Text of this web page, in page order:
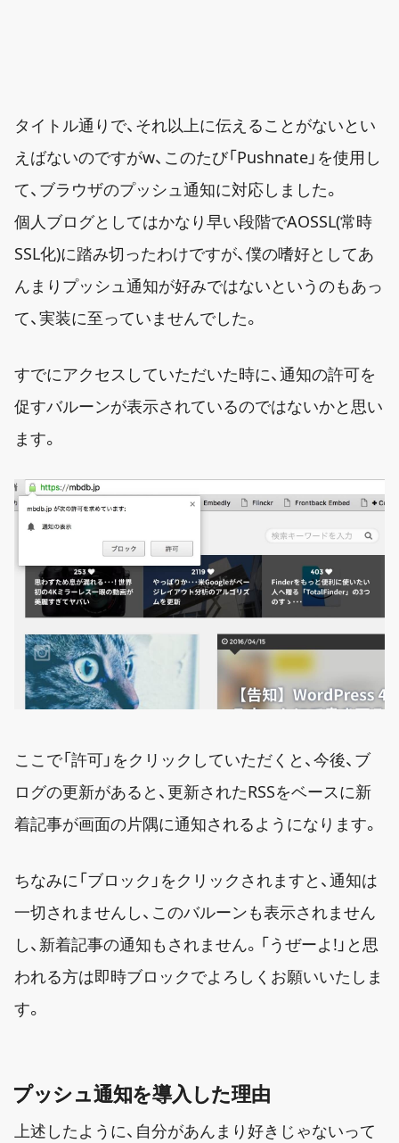
タイトル通りで、それ以上に伝えることがないとい
えばないのですがw、このたび「Pushnate」を使用し
て、ブラウザのプッシュ通知に対応しました。
個人ブログとしてはかなり早い段階でAOSSL(常時
SSL化)に踏み切ったわけですが、僕の嗜好としてあ
んまりプッシュ通知が好みではないというのもあっ
て、実装に至っていませんでした。
すでにアクセスしていただいた時に、通知の許可を
促すバルーンが表示されているのではないかと思い
ます。
ここで「許可」をクリックしていただくと、今後、ブ
ログの更新があると、更新されたRSSをベースに新
着記事が画面の片隅に通知されるようになります。
ちなみに「ブロック」をクリックされますと、通知は
一切されませんし、このバルーンも表示されません
し、新着記事の通知もされません。「うぜーよ!」と思
われる方は即時ブロックでよろしくお願いいたしま
す。
プッシュ通知を導入した理由
上述したように、自分があんまり好きじゃないって